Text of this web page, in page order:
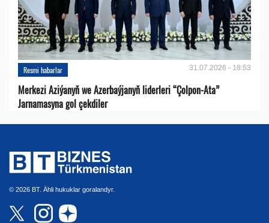
Resmi habarlar 31.07.2026 - 18:53
Merkezi Aziýanyň we Azerbaýjanyň liderleri “Çolpon-Ata”
Jarnamasyna gol çekdiler
© 2026 BT. Ähli hukuklar goralandyr.